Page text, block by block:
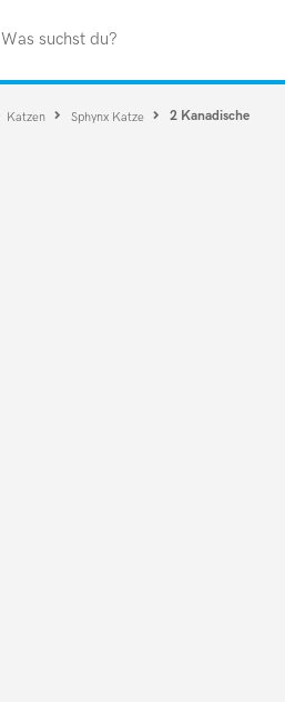
Was suchst du?
Katzen Sphynx Katze
2 Kanadische